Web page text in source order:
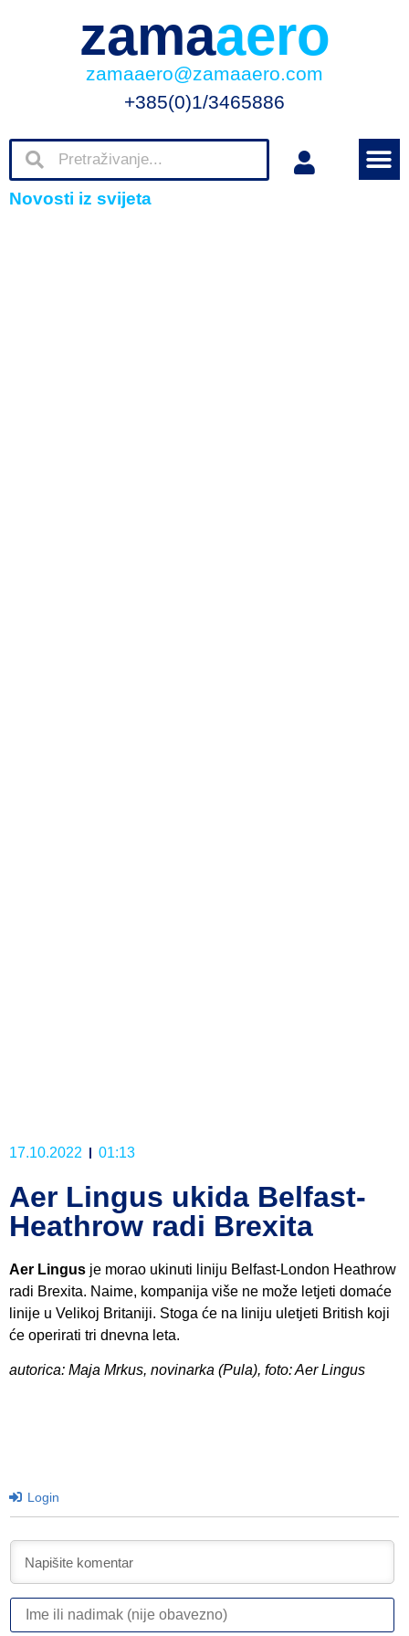
zamaaero
zamaaero@zamaaero.com
+385(0)1/3465886
Novosti iz svijeta
17.10.2022 01:13
Aer Lingus ukida Belfast-
Heathrow radi Brexita
Aer Lingus je morao ukinuti liniju Belfast-London Heathrow
radi Brexita. Naime, kompanija više ne može letjeti domaće
linije u Velikoj Britaniji. Stoga će na liniju uletjeti British koji
će operirati tri dnevna leta.
autorica: Maja Mrkus, novinarka (Pula), foto: Aer Lingus
Login